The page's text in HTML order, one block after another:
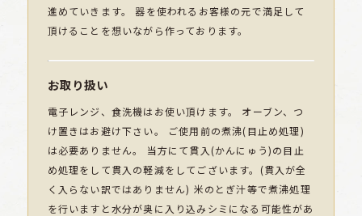
進めていきます。 器を使われるお客様の元で満足して
頂けることを想いながら作っております。
お取り扱い
電子レンジ、食洗機はお使い頂けます。 オーブン、つ
け置きはお避け下さい。 ご使用前の煮沸(目止め処理)
は必要ありません。 当方にて貫入(かんにゅう)の目止
め処理をして貫入の軽減をしてございます。(貫入が全
く入らない訳ではありません) 米のとぎ汁等で煮沸処理
を行いますと水分が奥に入り込みシミになる可能性があ